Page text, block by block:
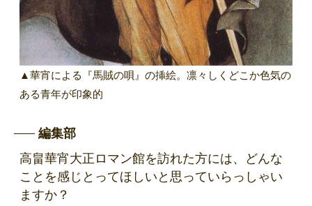
▲華宵による『馬賊の唄』の挿絵。凛々しくどこか色気の
ある青年が印象的
編集部
高畠華宵大正ロマン館を訪れた方には、どんな
ことを感じとってほしいと思っていらっしゃい
ますか？